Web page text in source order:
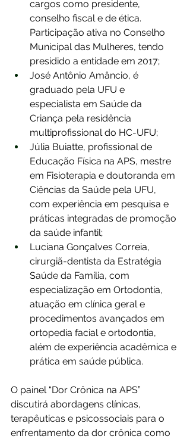
cargos como presidente,
conselho fiscal e de ética.
Participação ativa no Conselho
Municipal das Mulheres, tendo
presidido a entidade em 2017;
José Antônio Amâncio, é
graduado pela UFU e
especialista em Saúde da
Criança pela residência
multiprofissional do HC-UFU;
Júlia Buiatte, profissional de
Educação Física na APS, mestre
em Fisioterapia e doutoranda em
Ciências da Saúde pela UFU,
com experiência em pesquisa e
práticas integradas de promoção
da saúde infantil;
Luciana Gonçalves Correia,
cirurgiã-dentista da Estratégia
Saúde da Família, com
especialização em Ortodontia,
atuação em clínica geral e
procedimentos avançados em
ortopedia facial e ortodontia,
além de experiência acadêmica e
prática em saúde pública.
O painel “Dor Crônica na APS”
discutirá abordagens clínicas,
terapêuticas e psicossociais para o
enfrentamento da dor crônica como